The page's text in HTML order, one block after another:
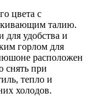
цвета с
талию.
удобства и
горлом для
расположен
снять при
тепло и
холодов.